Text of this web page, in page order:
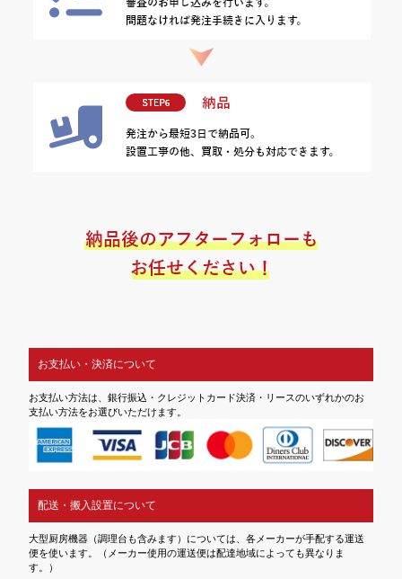
お支払い・決済について
お支払い方法は、銀行振込・クレジットカード決済・リースのいずれかのお
支払い方法をお選びいただけます。
配送・搬入設置について
大型厨房機器（調理台も含みます）については、各メーカーが手配する運送
便を使います。（メーカー使用の運送便は配達地域によっても異なりま
す。）